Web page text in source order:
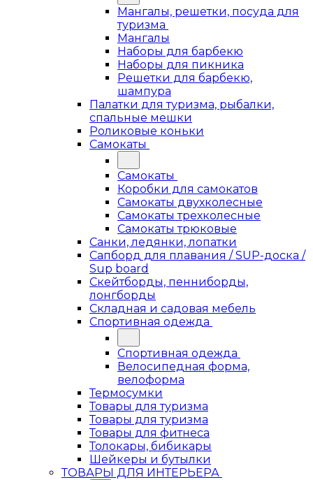
Мангалы, решетки, посуда для
туризма
Мангалы
Наборы для барбекю
Наборы для пикника
Решетки для барбекю,
шампура
Палатки для туризма, рыбалки,
спальные мешки
Роликовые коньки
Самокаты
Самокаты
Коробки для самокатов
Самокаты двухколесные
Самокаты трехколесные
Самокаты трюковые
Санки, ледянки, лопатки
Сапборд для плавания / SUP-доска /
Sup board
Скейтборды, пенниборды,
лонгборды
Складная и садовая мебель
Спортивная одежда
Спортивная одежда
Велосипедная форма,
велоформа
Термосумки
Товары для туризма
Товары для туризма
Товары для фитнеса
Толокары, бибикары
Шейкеры и бутылки
ТОВАРЫ ДЛЯ ИНТЕРЬЕРА